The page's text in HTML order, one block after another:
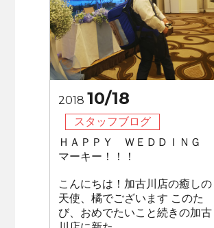
2018 10/18
スタッフブログ
ＨＡＰＰＹ ＷＥＤＤＩＮＧ
マーキー！！！
こんにちは！加古川店の癒しの
天使、橘でございます このた
び、おめでたいこと続きの加古